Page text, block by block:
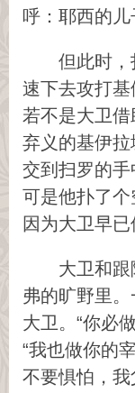
呼：耶西的儿
但此时
速下去攻打基
若不是大卫
弃义的基伊
交到扫罗的手
可是他扑了个
因为大卫早已
大卫和
弗的旷野里
大卫。“你必
“我也做你的
不要惧怕，